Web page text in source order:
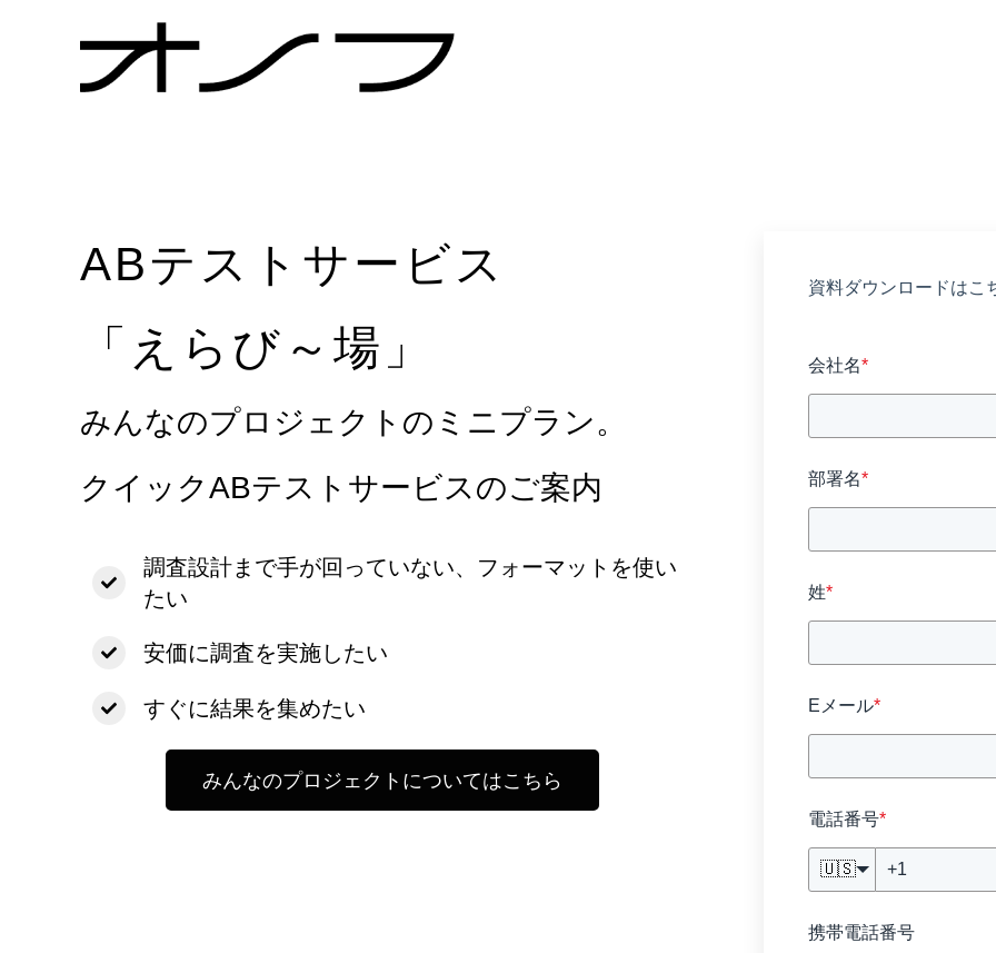
ABテストサービス
「えらび～場」
みんなのプロジェクトのミニプラン。
クイックABテストサービスのご案内
調査設計まで手が回っていない、フォーマットを使い
たい
安価に調査を実施したい
すぐに結果を集めたい
みんなのプロジェクトについてはこちら
資料ダウンロードはこ
会社名*
部署名*
姓*
Eメール*
電話番号*
🇺🇸
携帯電話番号